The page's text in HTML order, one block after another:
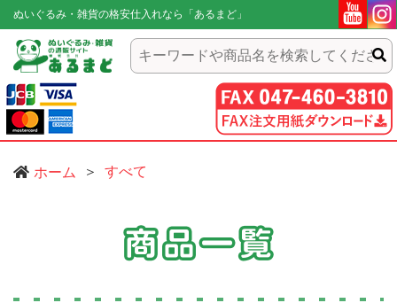
ぬいぐるみ・雑貨の格安仕入れなら「あるまど」
ホーム すべて